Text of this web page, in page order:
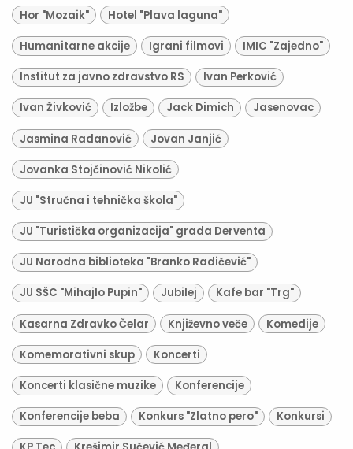
Hor "Mozaik" Hotel "Plava laguna"
Humanitarne akcije Igrani filmovi IMIC "Zajedno"
Institut za javno zdravstvo RS Ivan Perković
Ivan Živković Izložbe Jack Dimich Jasenovac
Jasmina Radanović Jovan Janjić
Jovanka Stojčinović Nikolić
JU "Stručna i tehnička škola"
JU "Turistička organizacija" grada Derventa
JU Narodna biblioteka "Branko Radičević"
JU SŠC "Mihajlo Pupin" Jubilej Kafe bar "Trg"
Kasarna Zdravko Čelar Književno veče Komedije
Komemorativni skup Koncerti
Koncerti klasične muzike Konferencije
Konferencije beba Konkurs "Zlatno pero" Konkursi